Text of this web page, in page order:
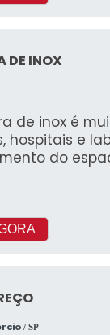
DE INOX
de inox é
hospitais e
do
/ SP